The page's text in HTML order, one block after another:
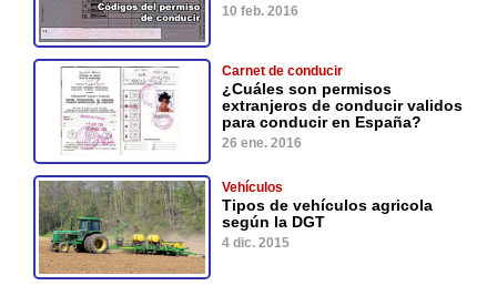
10 feb. 2016
Carnet de conducir
¿Cuáles son permisos
extranjeros de conducir validos
para conducir en España?
26 ene. 2016
Vehículos
Tipos de vehículos agricola
según la DGT
4 dic. 2015